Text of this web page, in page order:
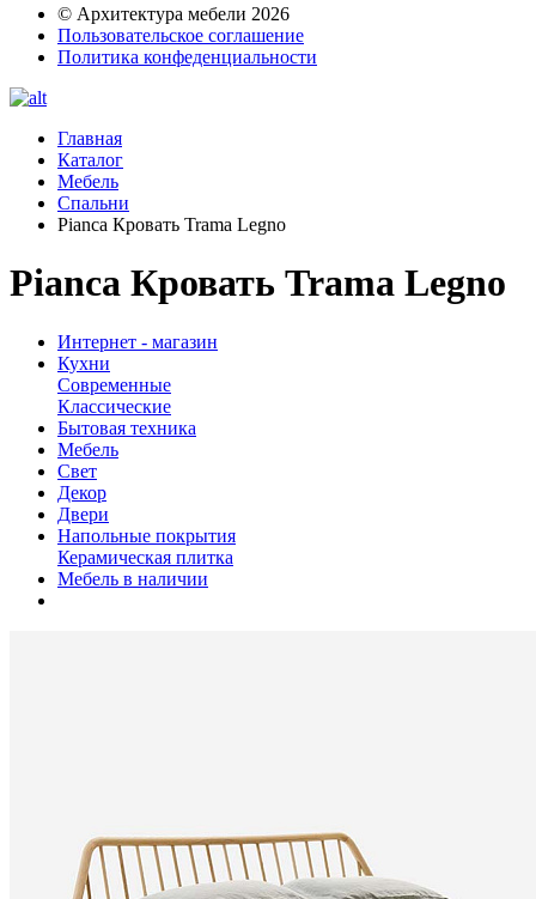
© Архитектура мебели 2026
Пользовательское соглашение
Политика конфеденциальности
Главная
Каталог
Мебель
Спальни
Pianca Кровать Trama Legno
Pianca Кровать Trama Legno
Интернет - магазин
Кухни
Современные
Классические
Бытовая техника
Мебель
Свет
Декор
Двери
Напольные покрытия
Керамическая плитка
Мебель в наличии